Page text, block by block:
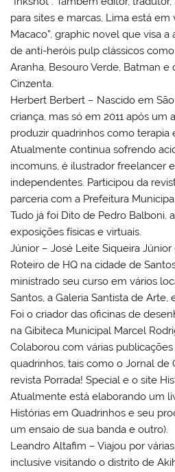
para sites e marcas, Lima está em
Macaco”, graphic novel que visa
de anti-heróis pulp clássicos
Aranha, Besouro Verde, Batman e
Cinzenta.
Herbert Berbert – Nascido em
criança, mas só em 2011 após um
produzir quadrinhos como terapia
Atualmente continua sofrendo
incomuns, é ilustrador freelancer
independentes. Participou da
parceria com a Prefeitura
Tudo já foi Dito de Pedro Balboni,
exposições físicas e virtuais.
Júnior – José Leite Siqueira
Roteiro de HQ na cidade de
ministrado seu curso em vários
Santos, a Galeria Santista de Arte,
Foi o criador das oficinas de
na Gibiteca Municipal Marcel
Colaborou com várias
quadrinhos, tais como o Jornal de
revista Porrada! Special e o site
Atualmente está elaborando um
Histórias em Quadrinhos e seu
um ensaio de sua banda e outro).
Leandro Altafim – Viajou por
inclusive visitando o distrito de